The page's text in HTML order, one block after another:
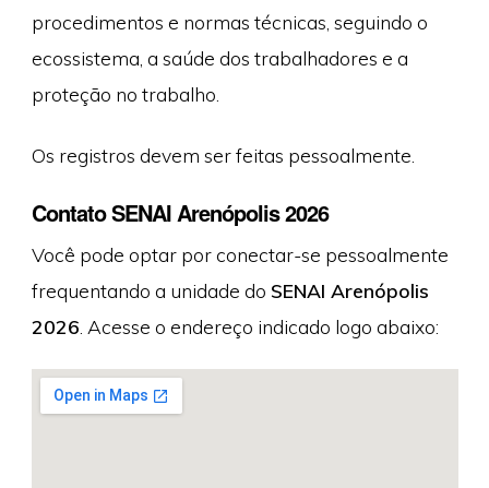
procedimentos e normas técnicas, seguindo o
ecossistema, a saúde dos trabalhadores e a
proteção no trabalho.
Os registros devem ser feitas pessoalmente.
Contato SENAI Arenópolis 2026
Você pode optar por conectar-se pessoalmente
frequentando a unidade do SENAI Arenópolis
2026 . Acesse o endereço indicado logo abaixo: